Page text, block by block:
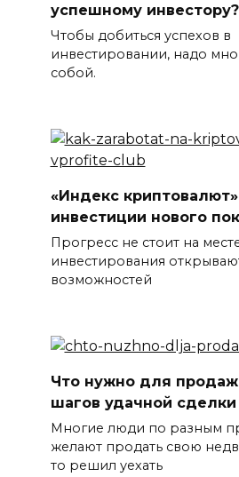
успешному инвестору?
Чтобы добиться успехов в
инвестировании, надо
собой.
«Индекс
инвестиции нового
Прогресс не стоит на
инвестирования
возможностей
Что нужно для
шагов удачной сделки
Многие люди по разным
желают продать свою
то решил уехать